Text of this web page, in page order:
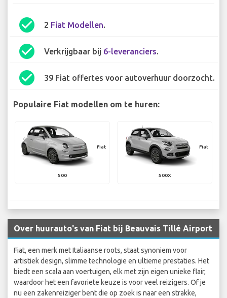
check_circle 2 Fiat Modellen.
check_circle Verkrijgbaar bij 6-leveranciers.
check_circle 39 Fiat offertes voor autoverhuur doorzocht.
Populaire Fiat modellen om te huren:
Fiat
500
Fiat
500X
Over huurauto's van Fiat bij Beauvais Tillé Airport
Fiat, een merk met Italiaanse roots, staat synoniem voor
artistiek design, slimme technologie en ultieme prestaties. Het
biedt een scala aan voertuigen, elk met zijn eigen unieke flair,
waardoor het een favoriete keuze is voor veel reizigers. Of je
nu een zakenreiziger bent die op zoek is naar een strakke,